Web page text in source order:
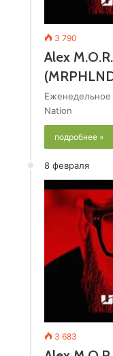
3 790
Alex
Еженедельное
Nation
подробнее »
8 февраля
3 683